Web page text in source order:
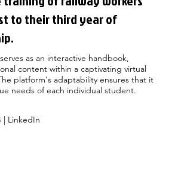
to their third year of
as an interactive handbook,
content within a captivating virtual
platform's adaptability ensures that it
needs of each individual student.
| LinkedIn